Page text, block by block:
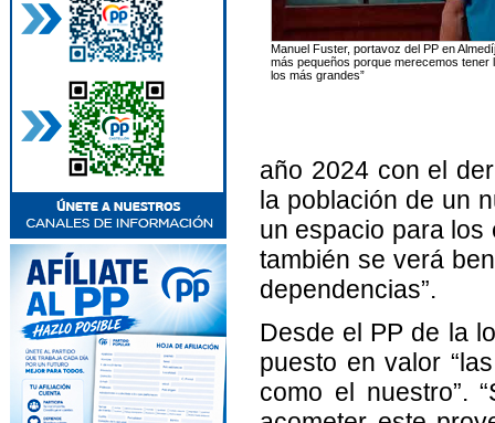
Manuel Fuster, portavoz del PP en
más pequeños porque merecemos
los más grandes”
año 2024 con el
la población de un
un espacio para los
también se verá
dependencias”.
Desde el PP de la
puesto en valor
como el nuestro”.